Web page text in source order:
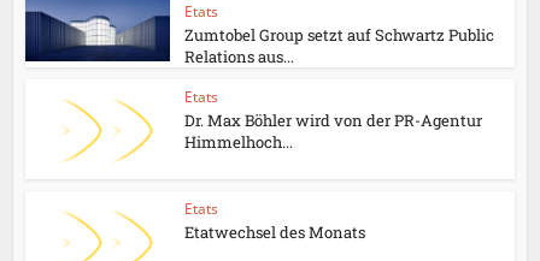
Etats
Zumtobel Group setzt auf Schwartz Public
Relations aus...
Etats
Dr. Max Böhler wird von der PR-Agentur
Himmelhoch...
Etats
Etatwechsel des Monats